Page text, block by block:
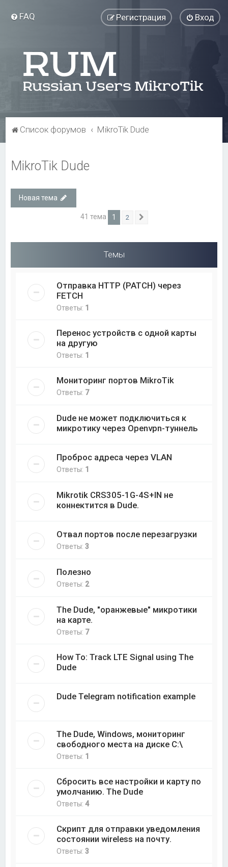
FAQ Вход
Регистрация
Список форумов MikroTik Dude
MikroTik Dude
Новая тема
41 тема 1 2
Темы
Отправка HTTP (PATCH) через
FETCH
Ответы: 1
Перенос устройств с одной карты
на другую
Ответы: 1
Мониторинг портов MikroTik
Ответы: 7
Dude не может подключиться к
микротику через Openvpn-туннель
Проброс адреса через VLAN
Ответы: 1
Mikrotik CRS305-1G-4S+IN не
коннектится в Dude.
Отвал портов после перезагрузки
Ответы:3
Полезно
Ответы: 2
The Dude, "оранжевые" микротики
на карте.
Ответы: 7
How To: Track LTE Signal using The
Dude
Dude Telegram notification example
The Dude, Windows, мониторинг
свободного места на диске C:\
Ответы: 1
Сбросить все настройки и карту по
умолчанию. The Dude
Ответы:4
Скрипт для отправки уведомления
состоянии wireless на почту.
Ответы:3